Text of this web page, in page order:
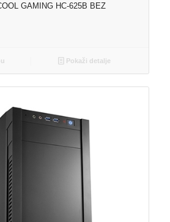
GAMING HC-625B BEZ
Pokaži detalje